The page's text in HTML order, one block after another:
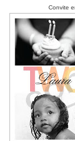
Convite